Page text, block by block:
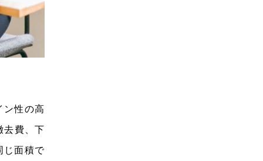
ン性の高
去費、下
じ面積で